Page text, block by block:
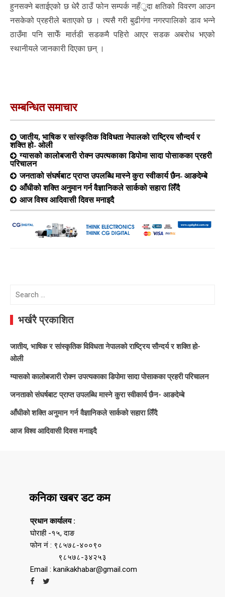
हुनसक्ने बताईएको छ धेरै ठाउँ फोन सम्पर्क नहँुदा क्षतिको विवरण आउन
नसकेको प्रहरीले बताएको छ । त्यसै गरी बुढीगंगा नगरपालिको डाव भन्ने
ठाउँमा पनि साफेँ मार्तडी सडकमै पहिरो आएर सडक अबरोध भएको
स्थानीयले जानकारी दिएका छन् ।
सम्बन्धित समाचार
जातीय, भाषिक र सांस्कृतिक विविधता नेपालको राष्ट्रिय सौन्दर्य र
शक्ति हो- ओली
ग्यासको कालोबजारी रोक्न उपत्यकाका डिपोमा सादा पोसाकका प्रहरी
परिचालन
जनताको संघर्षबाट प्राप्त उपलब्धि मास्ने कुरा स्वीकार्य छैन- आङदेम्बे
आँधीको शक्ति अनुमान गर्न वैज्ञानिकले सार्कको सहारा लिँदै
आज विश्व आदिवासी दिवस मनाइदै
Search
भर्खरै प्रकाशित
जातीय, भाषिक र सांस्कृतिक विविधता नेपालको राष्ट्रिय सौन्दर्य र शक्ति हो-
ओली
ग्यासको कालोबजारी रोक्न उपत्यकाका डिपोमा सादा पोसाकका प्रहरी परिचालन
जनताको संघर्षबाट प्राप्त उपलब्धि मास्ने कुरा स्वीकार्य छैन- आङदेम्बे
आँधीको शक्ति अनुमान गर्न वैज्ञानिकले सार्कको सहारा लिँदै
आज विश्व आदिवासी दिवस मनाइदै
कनिका खबर डट कम
प्रधान कार्यालय :
घोराही -१५, दाङ
फोन नं : ९८५७८-४००९०
९८५७८-३४२५३
Email : kanikakhabar@gmail.com